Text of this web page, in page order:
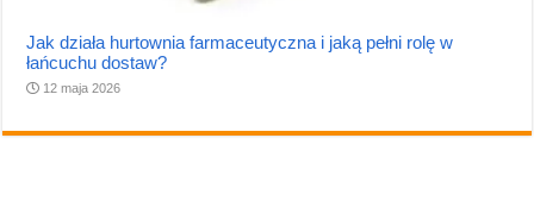
Jak działa hurtownia farmaceutyczna i jaką pełni rolę w
łańcuchu dostaw?
12 maja 2026